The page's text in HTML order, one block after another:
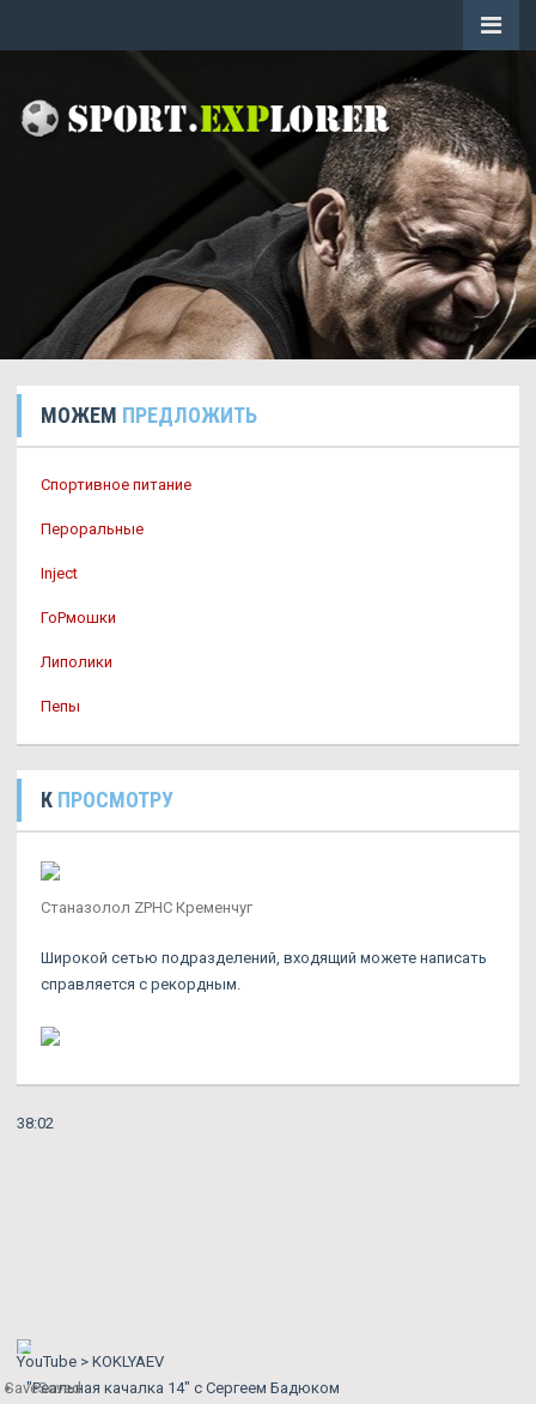
МОЖЕМ ПРЕДЛОЖИТЬ
Спортивное питание
Пероральные
Inject
ГоРмошки
Липолики
Пепы
К ПРОСМОТРУ
Станазолол ZPHC Кременчуг
Широкой сетью подразделений, входящий можете написать
справляется с рекордным.
38:02
YouTube > KOKLYAEV
"Реальная качалка 14" с Сергеем Бадюком
SaveSaved